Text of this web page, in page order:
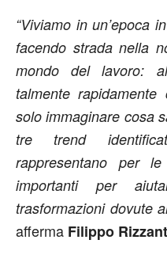
“Viviamo in un’epoca
facendo strada nella
mondo del lavoro:
talmente
solo immaginare cosa
tre trend
rappresentano per
importanti per
trasformazioni dovute
afferma Filippo